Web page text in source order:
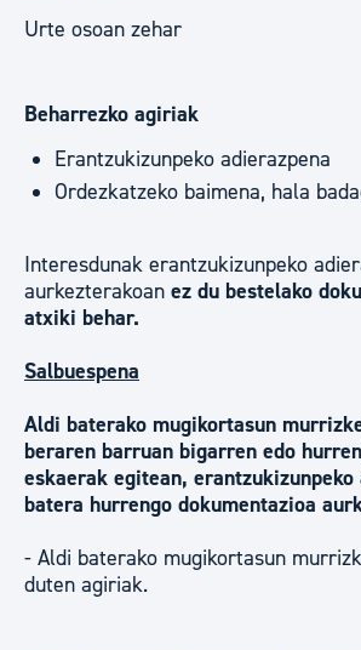
Urte osoan zehar
Beharrezko agiriak
Erantzukizunpeko adierazpena
Ordezkatzeko baimena, hala
Interesdunak erantzukizunpeko
aurkezterakoan ez du bestelako
atxiki behar.
Salbuespena
Aldi baterako mugikortasun
beraren barruan bigarren edo
eskaerak egitean,
batera hurrengo dokumentazioa
- Aldi baterako mugikortasun
duten agiriak.